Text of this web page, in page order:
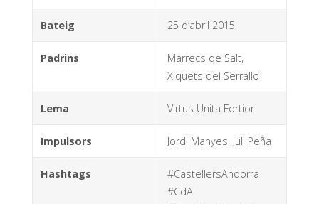
Bateig 25 d’abril 2015
Padrins
Marrecs de Salt,
Xiquets del Serrallo
Lema Virtus Unita Fortior
Impulsors Jordi Manyes, Juli Peña
Hashtags
#CastellersAndorra
#CdA